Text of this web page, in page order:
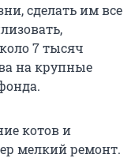
сделать им все
7 тысяч
на крупные
котов и
мелкий ремонт.